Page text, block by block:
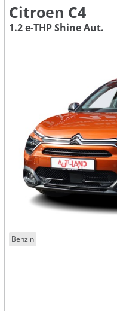
Citroen C4
1.2 e-THP Shine Aut.
Benzin